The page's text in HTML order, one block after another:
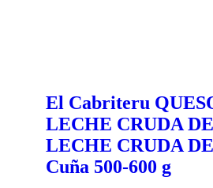
El Cabriteru
LECHE CRUDA
LECHE CRUDA
Cuña 500-600 g